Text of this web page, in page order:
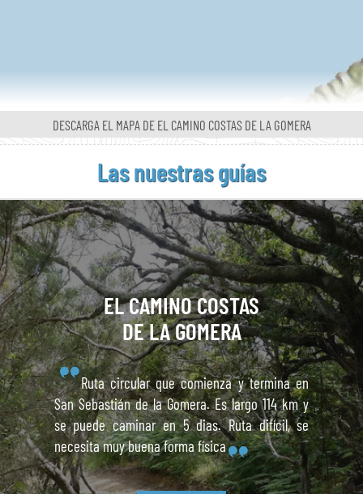
DESCARGA EL MAPA DE EL CAMINO COSTAS DE LA GOMERA
Las nuestras guías
EL CAMINOCOSTAS
DE LA GOMERA
Ruta circular que comienza y termina en
San Sebastián de la Gomera. Es largo 114 km y
se puede caminar en 5 dias. Ruta difícil, se
necesita muy buena forma física